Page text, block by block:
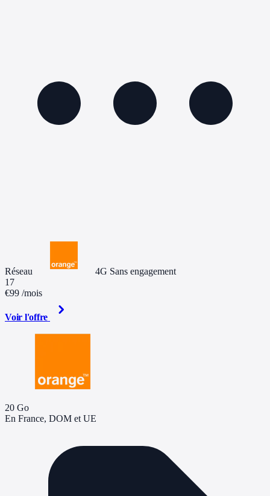
Réseau 4G Sans engagement
17
€99 /mois
Voir l'offre
20 Go
En France, DOM et UE